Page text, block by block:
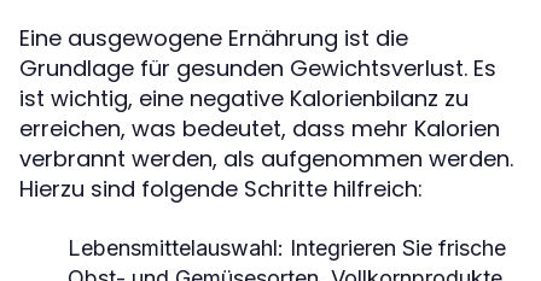
Eine ausgewogene Ernährung ist die
Grundlage für gesunden Gewichtsverlust. Es
ist wichtig, eine negative Kalorienbilanz zu
erreichen, was bedeutet, dass mehr Kalorien
verbrannt werden, als aufgenommen werden.
Hierzu sind folgende Schritte hilfreich:
Lebensmittelauswahl: Integrieren Sie frische